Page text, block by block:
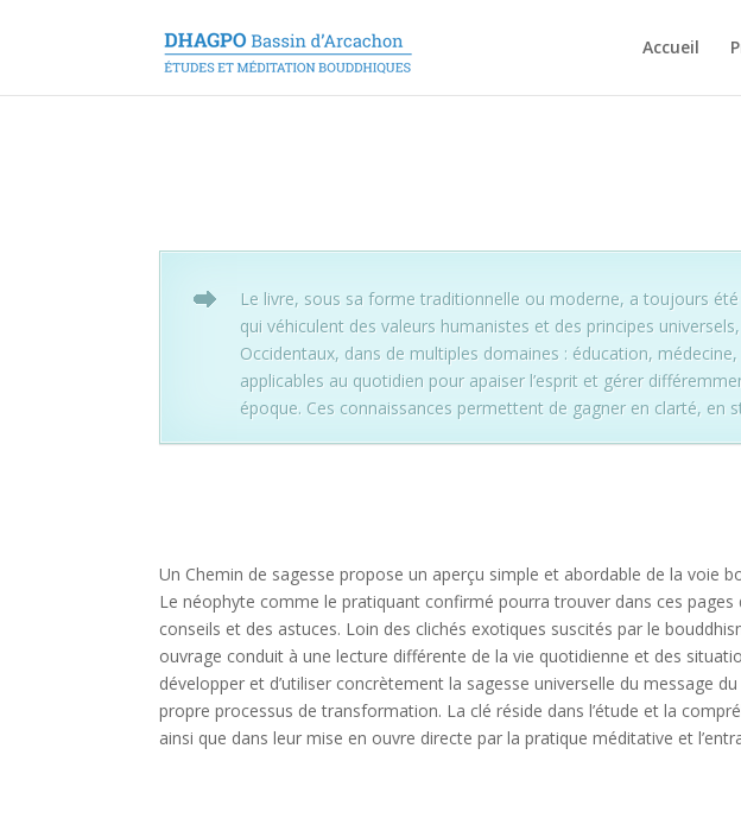
Accueil
Le livre, sous sa forme traditionnelle ou moderne, a toujours
qui véhiculent des valeurs humanistes et des principes
Occidentaux, dans de multiples domaines : éducation,
applicables au quotidien pour apaiser l’esprit et gérer
époque. Ces connaissances permettent de gagner en clarté,
Un Chemin de sagesse propose un aperçu simple et abordable de la voie
Le néophyte comme le pratiquant confirmé pourra trouver dans ces
conseils et des astuces. Loin des clichés exotiques suscités par le
ouvrage conduit à une lecture différente de la vie quotidienne et des
développer et d’utiliser concrètement la sagesse universelle du message
propre processus de transformation. La clé réside dans l’étude et la
ainsi que dans leur mise en ouvre directe par la pratique méditative et